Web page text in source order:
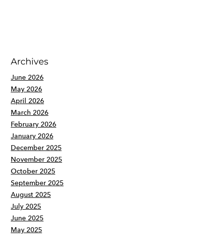
Archives
June 2026
May 2026
April 2026
March 2026
February 2026
January 2026
December 2025
November 2025
October 2025
September 2025
August 2025
July 2025
June 2025
May 2025